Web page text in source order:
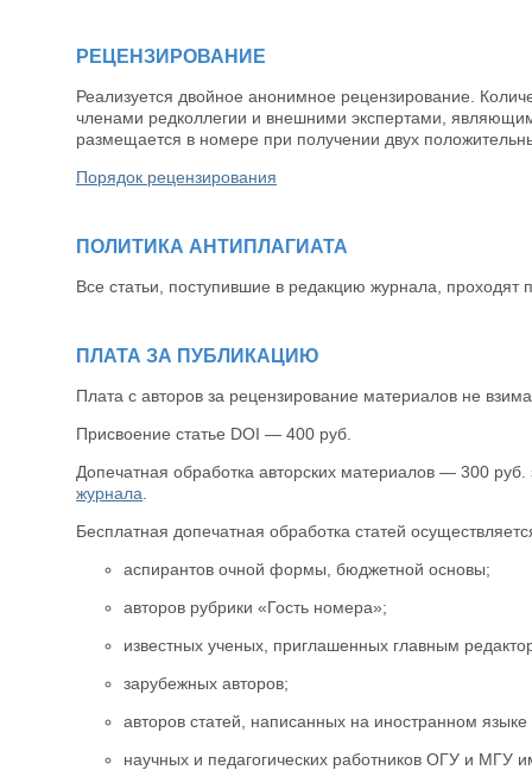
РЕЦЕНЗИРОВАНИЕ
Реализуется двойное анонимное рецензирование.
членами редколлегии и внешними экспертами,
размещается в номере при получении двух
Порядок рецензирования
ПОЛИТИКА АНТИПЛАГИАТА
Все статьи, поступившие в редакцию журнала, проходят
ПЛАТА ЗА ПУБЛИКАЦИЮ
Плата с авторов за рецензирование материалов не
Присвоение статье DOI — 400 руб.
Допечатная обработка авторских материалов — 300
журнала
Бесплатная допечатная обработка статей
аспирантов очной формы, бюджетной основы;
авторов рубрики «Гость номера»;
известных ученых, приглашенных главным
зарубежных авторов;
авторов статей, написанных на иностранном
научных и педагогических работников ОГУ и МГУ